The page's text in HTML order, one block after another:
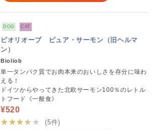
DOG CAT
ビオリオーブ ピュア・サーモン（旧ヘルマ
ン）
Bioliob
単一タンパク質でお肉本来のおいしさを存分に味わ
える！
ドイツからやってきた北欧サーモン100％のレトル
トフード《一般食》
¥520
★★★★★
(5件)